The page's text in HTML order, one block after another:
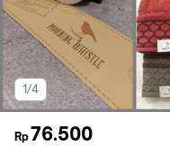
1/4
Rp76.500